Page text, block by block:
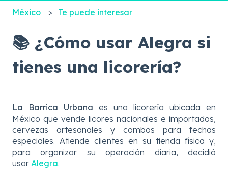
México Te puede interesar
📚 ¿Cómo usar Alegra si
tienes una licorería?
La Barrica Urbana es una licorería ubicada en
México que vende licores nacionales e importados,
cervezas artesanales y combos para fechas
especiales. Atiende clientes en su tienda física y,
para organizar su operación diaria, decidió
usar Alegra.